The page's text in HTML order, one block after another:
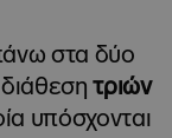
στα δύο
τριών
υπόσχονται